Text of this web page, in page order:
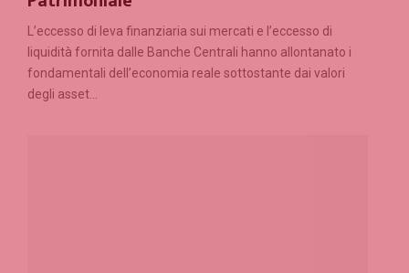
L’eccesso di leva finanziaria sui mercati e l’eccesso di
liquidità fornita dalle Banche Centrali hanno allontanato i
fondamentali dell’economia reale sottostante dai valori
degli asset...